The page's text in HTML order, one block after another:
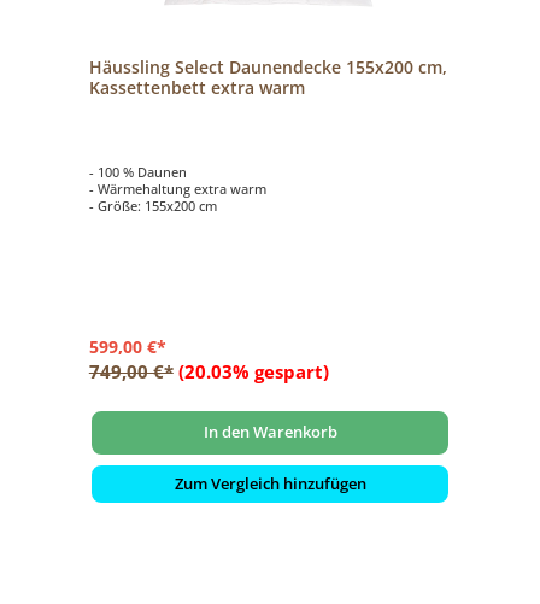
Häussling Select Daunendecke 155x200 cm,
Kassettenbett extra warm
- 100 % Daunen
- Wärmehaltung extra warm
- Größe: 155x200 cm
599,00 €*
749,00 €* (20.03% gespart)
In den Warenkorb
Zum Vergleich hinzufügen